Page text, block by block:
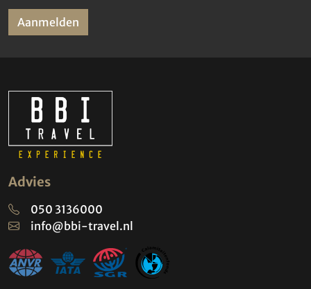
Aanmelden
Advies
050 3136000
info@bbi-travel.nl